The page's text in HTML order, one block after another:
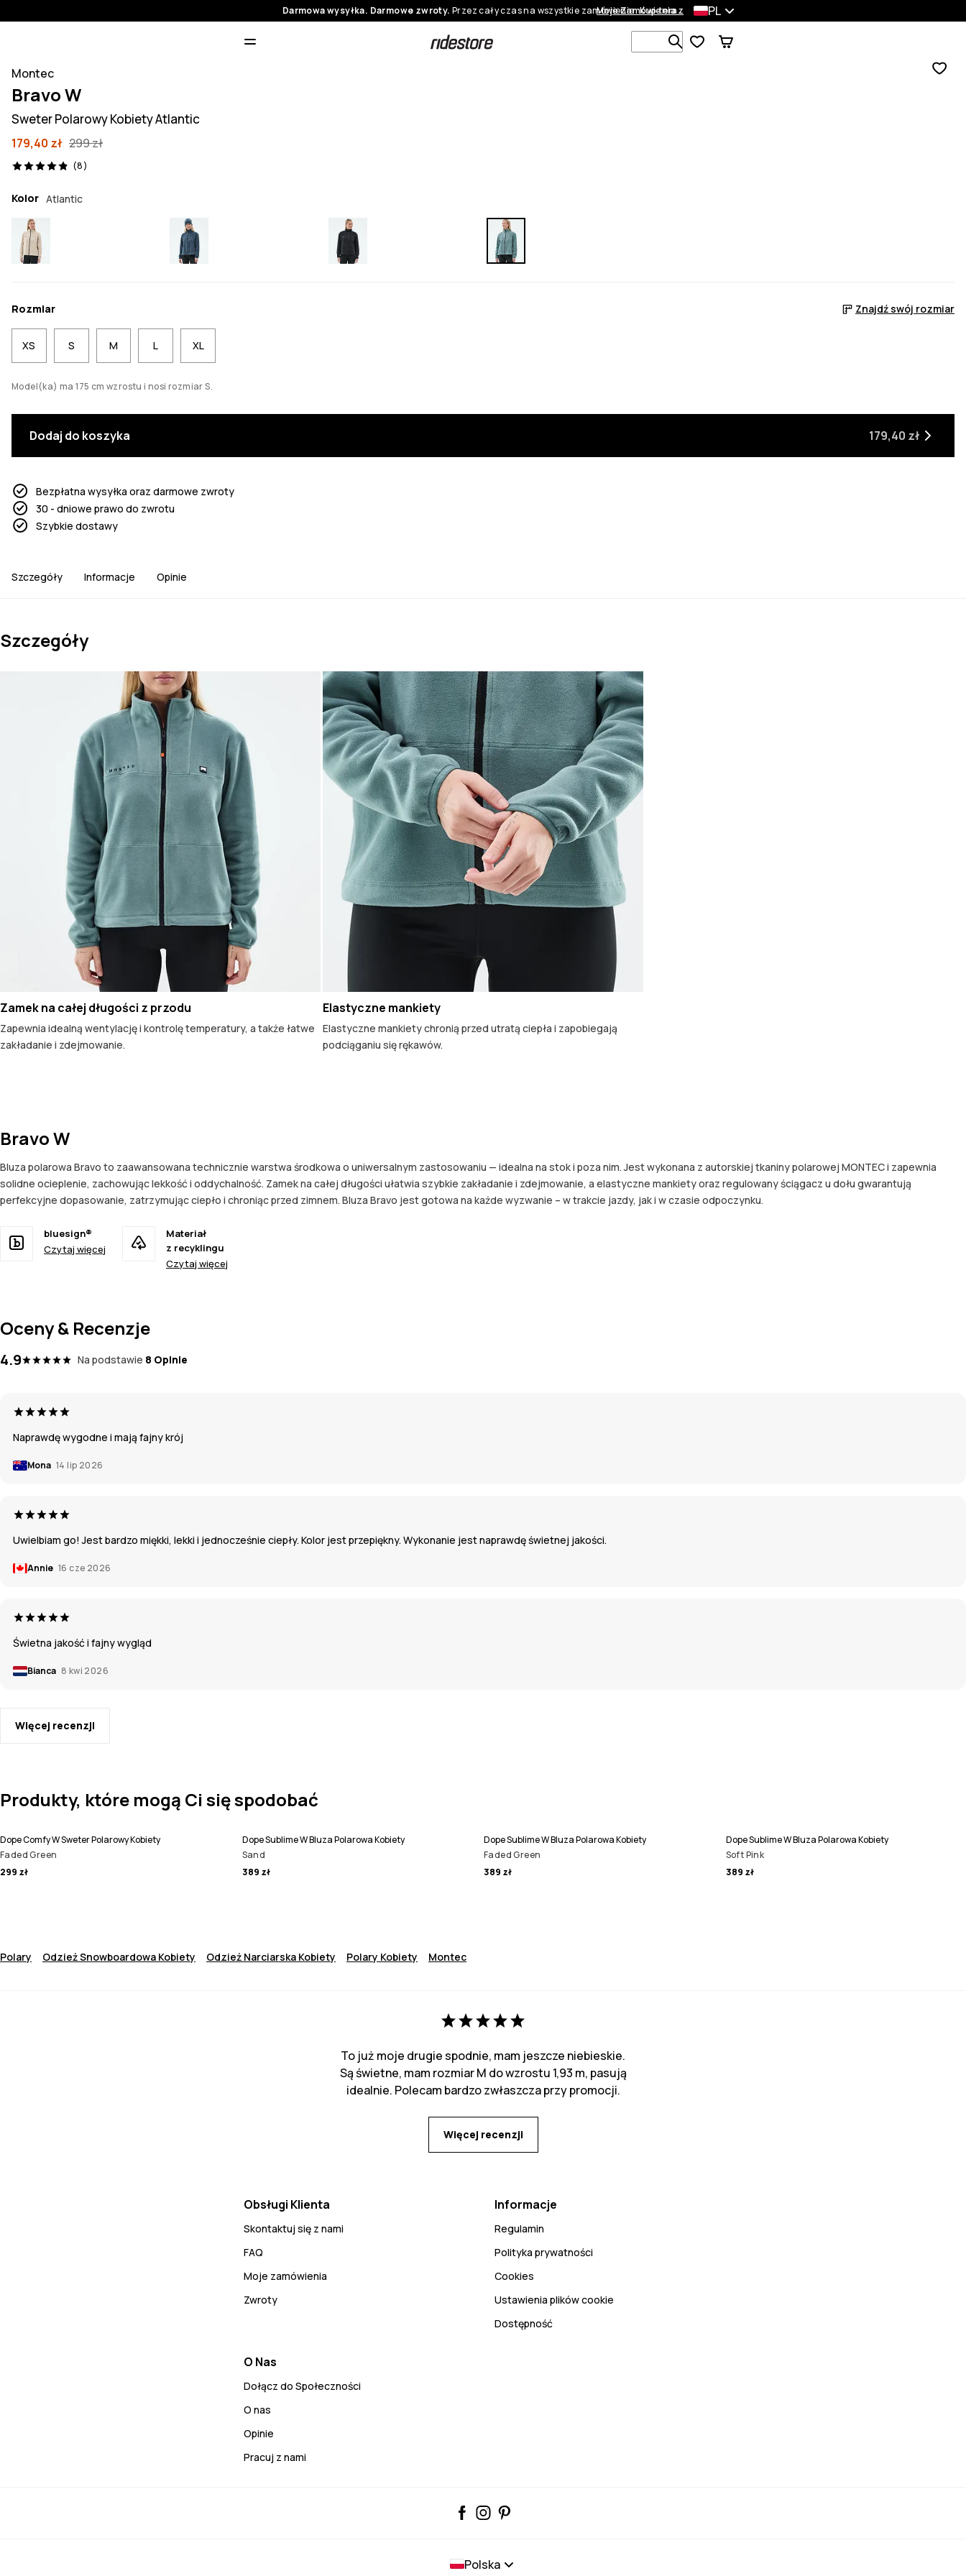
Darmowa wysyłka. Darmowe zwroty. Przez cały czas na wszystkie zamówienia.Kup teraz
Moje Zamówienia PL
Szukaj w 1 000+ produktach
Montec
Bravo W
Sweter Polarowy Kobiety Atlantic
179,40 zł 299 zł
(8)
8 recenzje, 4.9/5
Kolor Atlantic
Rozmiar Znajdź swój rozmiar
XS S M L XL
Model(ka) ma 175 cm wzrostu i nosi rozmiar S.
Dodaj do koszyka 179,40 zł
Bezpłatna wysyłka oraz darmowe zwroty
30 - dniowe prawo do zwrotu
Szybkie dostawy
Szczegóły Informacje Opinie
Szczegóły
Zamek na całej długości z przodu
Zapewnia idealną wentylację i kontrolę temperatury, a także łatwe
zakładanie i zdejmowanie.
Elastyczne mankiety
Elastyczne mankiety chronią przed utratą ciepła i zapobiegają
podciąganiu się rękawów.
Bravo W
Bluza polarowa Bravo to zaawansowana technicznie warstwa środkowa o uniwersalnym zastosowaniu — idealna na stok i poza nim. Jest wykonana z autorskiej tkaniny polarowej MONTEC i zapewnia
solidne ocieplenie, zachowując lekkość i oddychalność. Zamek na całej długości ułatwia szybkie zakładanie i zdejmowanie, a elastyczne mankiety oraz regulowany ściągacz u dołu gwarantują
perfekcyjne dopasowanie, zatrzymując ciepło i chroniąc przed zimnem. Bluza Bravo jest gotowa na każde wyzwanie – w trakcie jazdy, jak i w czasie odpoczynku.
bluesign®
Czytaj więcej
Materiał
z recyklingu
Czytaj więcej
Oceny & Recenzje
4.9 Na podstawie 8 Opinie
Naprawdę wygodne i mają fajny krój
Mona 14 lip 2026
Uwielbiam go! Jest bardzo miękki, lekki i jednocześnie ciepły. Kolor jest przepiękny. Wykonanie jest naprawdę świetnej jakości.
Annie 16 cze 2026
Świetna jakość i fajny wygląd
Bianca 8 kwi 2026
Więcej recenzji
Produkty, które mogą Ci się spodobać
Dope Comfy W Sweter Polarowy Kobiety
Faded Green
299 zł
Dope Sublime W Bluza Polarowa Kobiety
Sand
389 zł
Dope Sublime W Bluza Polarowa Kobiety
Faded Green
389 zł
Dope Sublime W Bluza Polarowa Kobiety
Soft Pink
389 zł
Polary Odzież Snowboardowa Kobiety Odzież Narciarska Kobiety Polary Kobiety Montec
To już moje drugie spodnie, mam jeszcze niebieskie.
Są świetne, mam rozmiar M do wzrostu 1,93 m, pasują
idealnie. Polecam bardzo zwłaszcza przy promocji.
Więcej recenzji
Obsługi Klienta
Skontaktuj się z nami
FAQ
Moje zamówienia
Zwroty
Informacje
Regulamin
Polityka prywatności
Cookies
Ustawienia plików cookie
Dostępność
O Nas
Dołącz do Społeczności
O nas
Opinie
Pracuj z nami
Polska